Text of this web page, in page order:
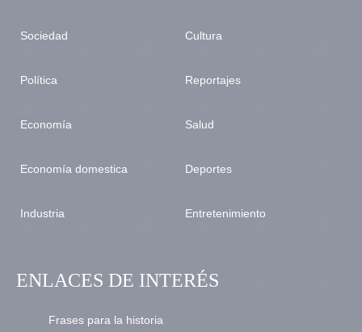
Sociedad
Política
Economía
Economía domestica
Industria
Cultura
Reportajes
Salud
Deportes
Entretenimiento
ENLACES DE INTERÉS
Frases para la historia